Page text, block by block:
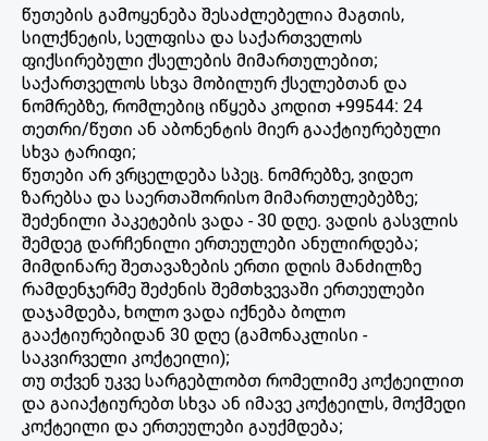
წუთების გამოყენება შესაძლებელია მაგთის,
სილქნეტის, სელფისა და საქართველოს
ფიქსირებული ქსელების მიმართულებით;
საქართველოს სხვა მობილურ ქსელებთან და
ნომრებზე, რომლებიც იწყება კოდით +99544: 24
თეთრი/წუთი ან აბონენტის მიერ გააქტიურებული
სხვა ტარიფი;
წუთები არ ვრცელდება სპეც. ნომრებზე, ვიდეო
ზარებსა და საერთაშორისო მიმართულებებზე;
შეძენილი პაკეტების ვადა - 30 დღე. ვადის გასვლის
შემდეგ დარჩენილი ერთეულები ანულირდება;
მიმდინარე შეთავაზების ერთი დღის მანძილზე
რამდენჯერმე შეძენის შემთხვევაში ერთეულები
დაჯამდება, ხოლო ვადა იქნება ბოლო
გააქტიურებიდან 30 დღე (გამონაკლისი -
საკვირველი კოქტეილი);
თუ თქვენ უკვე სარგებლობთ რომელიმე კოქტეილით
და გაიაქტიურებთ სხვა ან იმავე კოქტეილს, მოქმედი
კოქტეილი და ერთეულები გაუქმდება;